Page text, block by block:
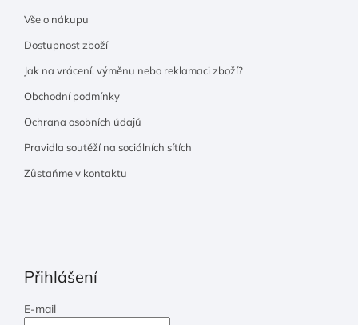
Vše o nákupu
Dostupnost zboží
Jak na vrácení, výměnu nebo reklamaci zboží?
Obchodní podmínky
Ochrana osobních údajů
Pravidla soutěží na sociálních sítích
Zůstaňme v kontaktu
Přihlášení
E-mail